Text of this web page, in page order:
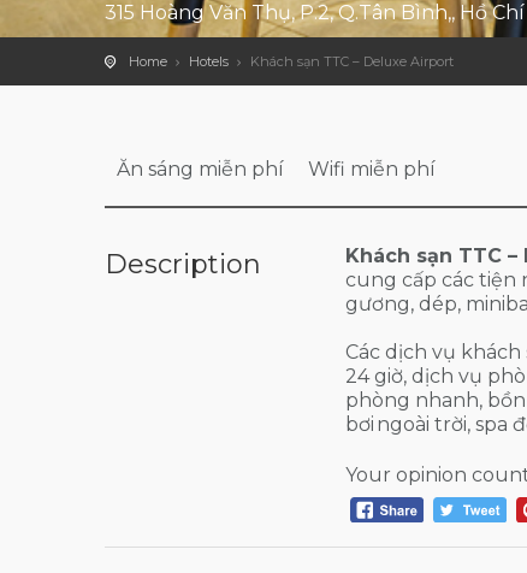
315 Hoàng Văn Thụ, P.2, Q.Tân Bình,, Hồ
Home Hotels Khách sạn TTC – Deluxe Airport
Ăn sáng miễn phí Wifi miễn phí
Description Khách sạn TTC
cung cấp các tiện
gương, dép,
Các dịch vụ
24 giờ, dịch vụ
phòng nhanh,
bơi ngoài trời, spa
Your opinion